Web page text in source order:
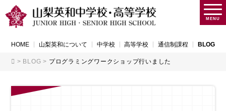
MENU
HOME 山梨英和について 中学校 高等学校 通信制課程 BLOG
> BLOG > プログラミングワークショップ行いました